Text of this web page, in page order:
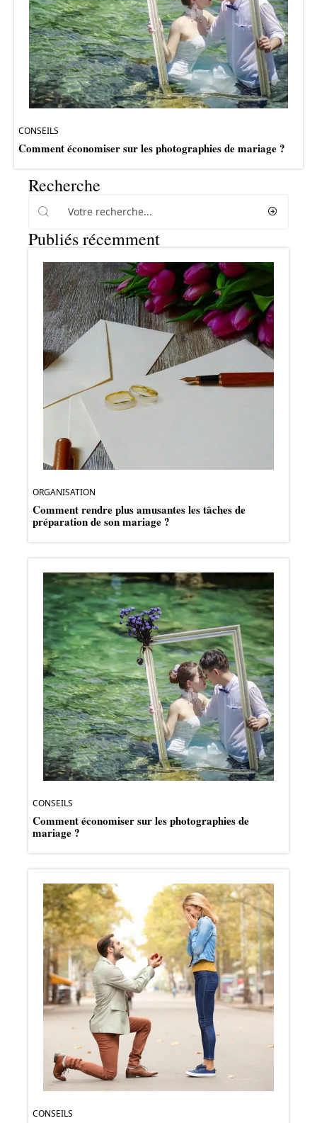
CONSEILS
Comment économiser sur les photographies de mariage ?
Recherche
Publiés récemment
ORGANISATION
Comment rendre plus amusantes les tâches de
préparation de son mariage ?
CONSEILS
Comment économiser sur les photographies de
mariage ?
CONSEILS